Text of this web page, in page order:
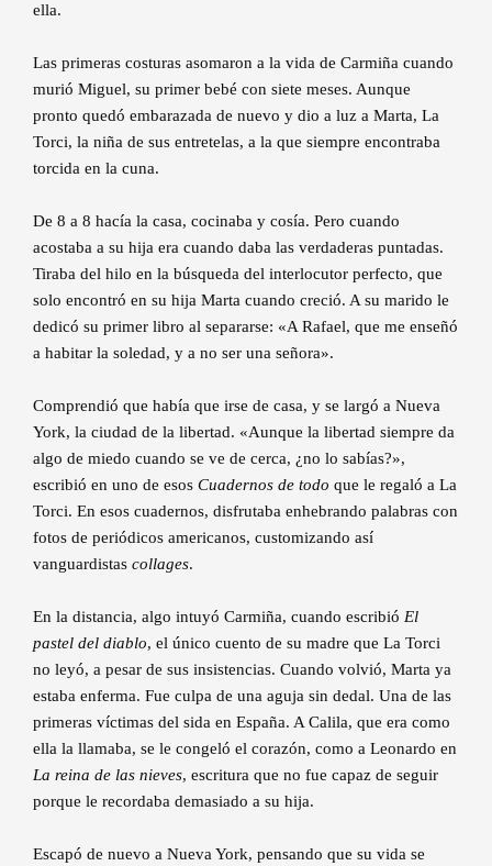
ella.
Las primeras costuras asomaron a la vida de Carmiña cuando
murió Miguel, su primer bebé con siete meses. Aunque
pronto quedó embarazada de nuevo y dio a luz a Marta, La
Torci, la niña de sus entretelas, a la que siempre encontraba
torcida en la cuna.
De 8 a 8 hacía la casa, cocinaba y cosía. Pero cuando
acostaba a su hija era cuando daba las verdaderas puntadas.
Tiraba del hilo en la búsqueda del interlocutor perfecto, que
solo encontró en su hija Marta cuando creció. A su marido le
dedicó su primer libro al separarse: «A Rafael, que me enseñó
a habitar la soledad, y a no ser una señora».
Comprendió que había que irse de casa, y se largó a Nueva
York, la ciudad de la libertad. «Aunque la libertad siempre da
algo de miedo cuando se ve de cerca, ¿no lo sabías?»,
escribió en uno de esos Cuadernos de todo que le regaló a La
Torci. En esos cuadernos, disfrutaba enhebrando palabras con
fotos de periódicos americanos, customizando así
vanguardistas collages.
En la distancia, algo intuyó Carmiña, cuando escribió El
pastel del diablo, el único cuento de su madre que La Torci
no leyó, a pesar de sus insistencias. Cuando volvió, Marta ya
estaba enferma. Fue culpa de una aguja sin dedal. Una de las
primeras víctimas del sida en España. A Calila, que era como
ella la llamaba, se le congeló el corazón, como a Leonardo en
La reina de las nieves, escritura que no fue capaz de seguir
porque le recordaba demasiado a su hija.
Escapó de nuevo a Nueva York, pensando que su vida se